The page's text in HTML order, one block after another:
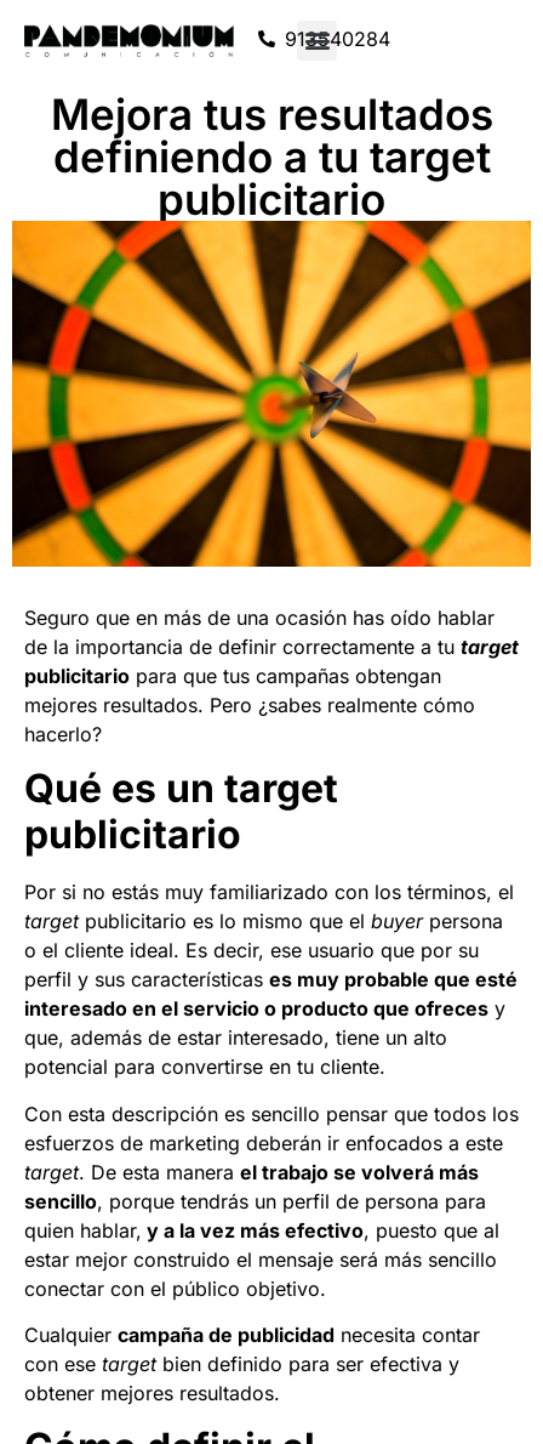
913540284
Mejora tus resultados
definiendo a tu target
publicitario
Seguro que en más de una ocasión has oído hablar
de la importancia de definir correctamente a tu target
publicitario para que tus campañas obtengan
mejores resultados. Pero ¿sabes realmente cómo
hacerlo?
Qué es un target
publicitario
Por si no estás muy familiarizado con los términos, el
targetpublicitario es lo mismo que el buyerpersona
o el cliente ideal. Es decir, ese usuario que por su
perfil y sus características es muy probable que esté
interesado en el servicio o producto que ofreces y
que, además de estar interesado, tiene un alto
potencial para convertirse en tu cliente.
Con esta descripción es sencillo pensar que todos los
esfuerzos de marketing deberán ir enfocados a este
target. De esta manera el trabajo se volverá más
sencillo, porque tendrás un perfil de persona para
quien hablar, y a la vez más efectivo, puesto que al
estar mejor construido el mensaje será más sencillo
conectar con el público objetivo.
Cualquier campaña de publicidad necesita contar
con ese targetbien definido para ser efectiva y
obtener mejores resultados.